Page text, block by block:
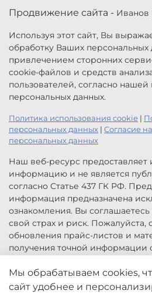
Продвижение сайта - Иванов
Используя этот сайт, Вы
обработку Ваших персональных
привлечением сторонних
cookie-файлов и средств
пользователей, согласно
персональных данных.
Политика использования cookie |
персональных данных | Согласие
персональных данных
Наш веб-ресурс предоставляет
информацию и не является
согласно Статье 437 ГК РФ.
информация предназначена
ознакомления. Вы соглашаетесь
свой страх и риск. Пожалуйста,
обновления прайс-листов и
получения точной информации
заказа услуг заполните форму
Цены, указанные на сайте
Мы обрабатываем cookies,
сайт удобнее и